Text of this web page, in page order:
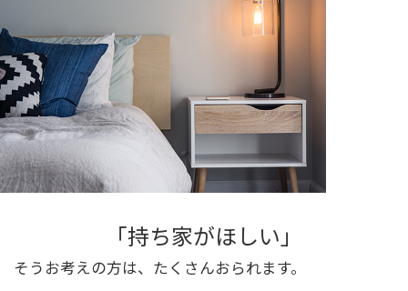
2026/01/04 ランデン池袋
2026/01/04 井草サマリヤマンション
2020/02/13 秀和第2田町レジデンス
2023/10/29 ニューハイツ大森
「持ち家がほしい」
そうお考えの方は、たくさんおられます。